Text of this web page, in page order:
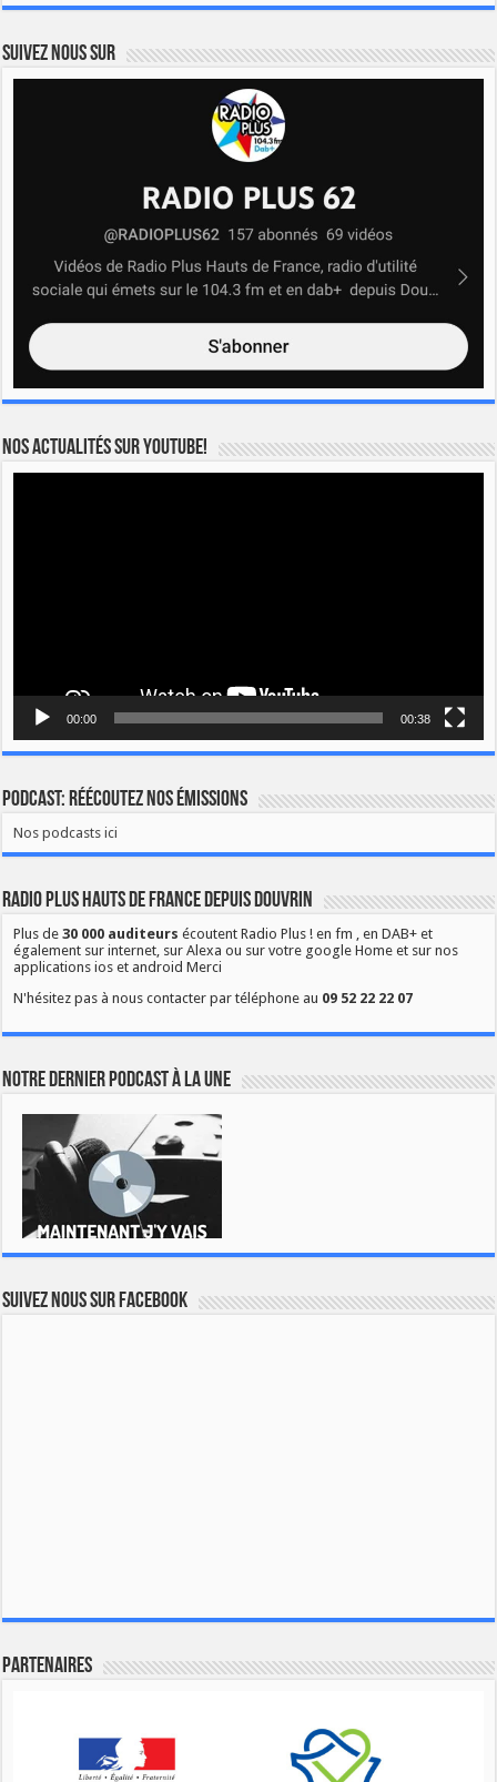
Suivez nous sur
Nos actualités sur YOUTUBE!
00:00 00:38
Podcast: Réécoutez nos émissions
Nos podcasts ici
Radio Plus Hauts de France depuis Douvrin
Plus de30 000 auditeurs écoutent Radio Plus ! en fm , en DAB+ et
également sur internet, sur Alexa ou sur votre google Home et sur nos
applications ios et android Merci
N'hésitez pas à nous contacter par téléphone au 09 52 22 22 07
Notre dernier podcast à la une
Suivez nous sur Facebook
Partenaires